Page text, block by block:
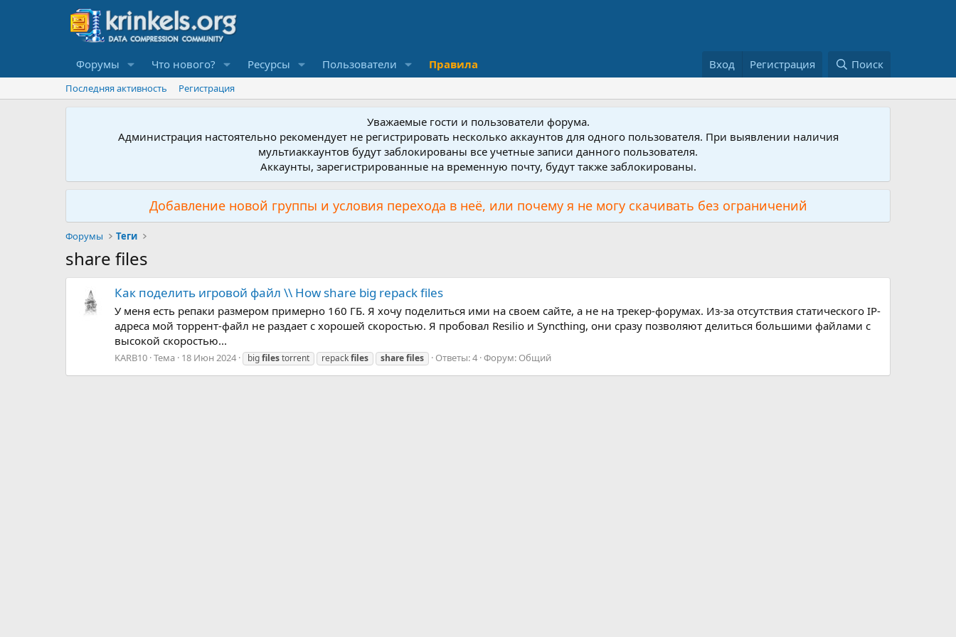
Форумы Что нового? Ресурсы Пользователи Правила Вход Регистрация Поиск
Последняя активность Регистрация
Уважаемые гости и пользователи форума.
Администрация настоятельно рекомендует не регистрировать несколько аккаунтов для одного пользователя. При выявлении наличия
мультиаккаунтов будут заблокированы все учетные записи данного пользователя.
Аккаунты, зарегистрированные на временную почту, будут также заблокированы.
Добавление новой группы и условия перехода в неё, или почему я не могу скачивать без ограничений
Форумы Теги
share files
Как поделить игровой файл \\ How share big repack files
У меня есть репаки размером примерно 160 ГБ. Я хочу поделиться ими на своем сайте, а не на трекер-форумах. Из-за отсутствия статического IP-
адреса мой торрент-файл не раздает с хорошей скоростью. Я пробовал Resilio и Syncthing, они сразу позволяют делиться большими файлами с
высокой скоростью...
KARB10 Тема 18 Июн 2024 bigfilestorrent repackfiles sharefiles Ответы: 4 Форум: Общий